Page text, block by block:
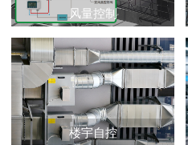
风量控制
楼宇自控